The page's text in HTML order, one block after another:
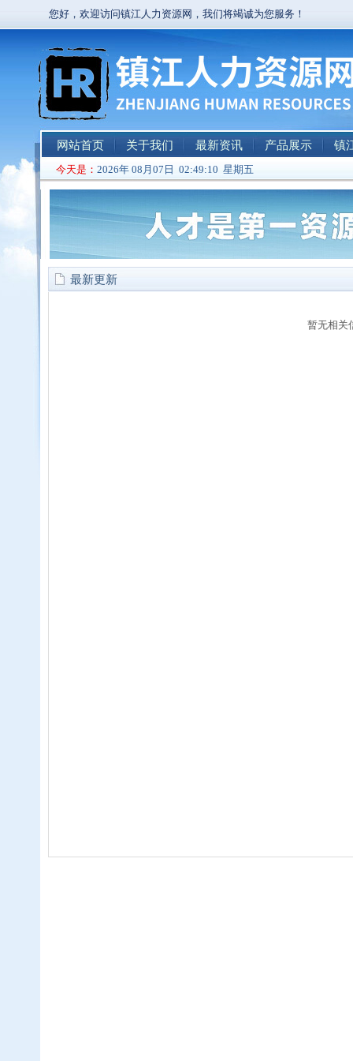
您好，欢迎访问镇江人力资源网，我们将竭诚为您服务！
网站首页 关于我们 最新资讯 产品展示 镇
今天是： 2026年 08月07日 02:49:11 星期五
最新更新
暂无相关